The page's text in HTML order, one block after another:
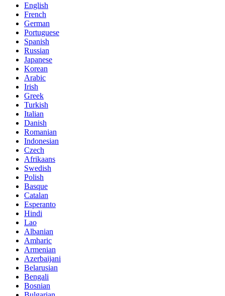
English
French
German
Portuguese
Spanish
Russian
Japanese
Korean
Arabic
Irish
Greek
Turkish
Italian
Danish
Romanian
Indonesian
Czech
Afrikaans
Swedish
Polish
Basque
Catalan
Esperanto
Hindi
Lao
Albanian
Amharic
Armenian
Azerbaijani
Belarusian
Bengali
Bosnian